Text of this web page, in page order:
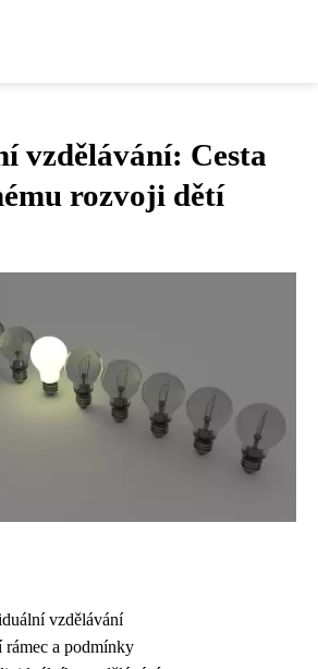
vzdělávání: Cesta
rozvoji dětí
vzdělávání
a podmínky